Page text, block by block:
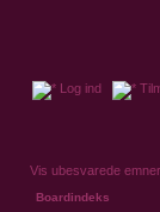
Log ind
Vis ubesvarede emner
Boardindeks